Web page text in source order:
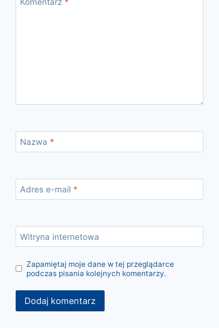
Komentarz *
Nazwa *
Adres e-mail *
Witryna internetowa
Zapamiętaj moje dane w tej przeglądarce
podczas pisania kolejnych komentarzy.